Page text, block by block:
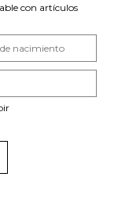
con artículos